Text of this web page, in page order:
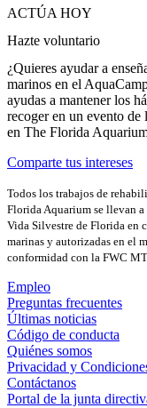
ACTÚA HOY
Hazte voluntario
¿Quieres ayudar a
marinos en el
ayudas a mantener los
recoger en un evento
en The Florida
Comparte tus intereses
Todos los trabajos de
Florida Aquarium se llevan
Vida Silvestre de Florida en
marinas y autorizadas en el
conformidad con la FWC
Empleo
Preguntas frecuentes
Últimas noticias
Código de conducta
Quiénes somos
Privacidad y
Contáctanos
Portal de la junta